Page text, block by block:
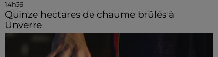
14h36
Quinze hectares de chaume brûlés à
Unverre